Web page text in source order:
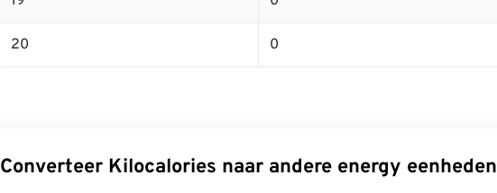
20 0
Converteer Kilocalories naar andere energy eenheden